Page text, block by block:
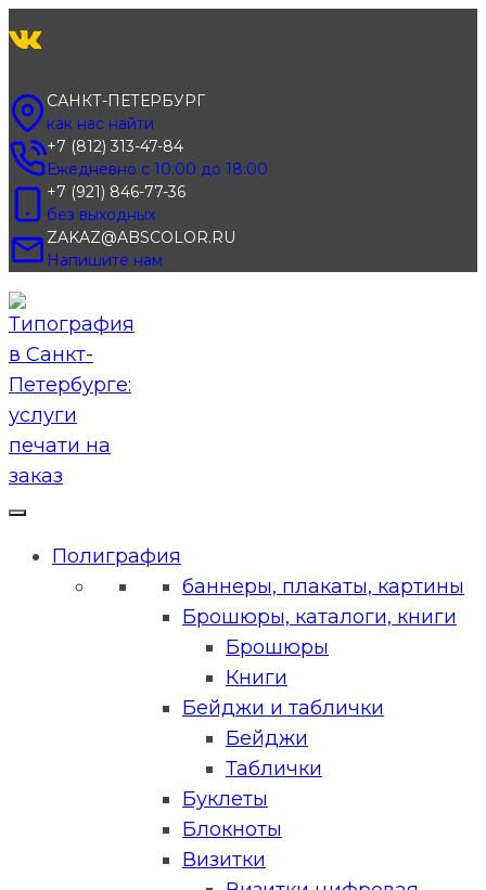
к
САНКТ-ПЕТЕРБУРГ
как нас найти
+7 (812) 313-47-84
Ежедневно с 10:00 до 18:00
+7 (921) 846-77-36
без выходных
ZAKAZ@ABSCOLOR.RU
Напишите нам
Полиграфия
баннеры, плакаты, картины
Брошюры, каталоги, книги
Брошюры
Книги
Бейджи и таблички
Бейджи
Таблички
Буклеты
Блокноты
Визитки